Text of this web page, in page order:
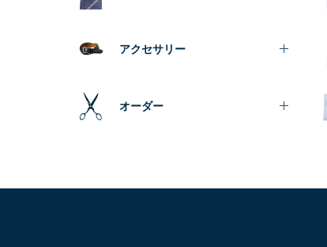
アクセサリー
オーダー